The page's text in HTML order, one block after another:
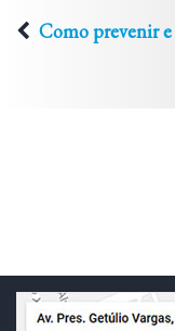
Como prevenir